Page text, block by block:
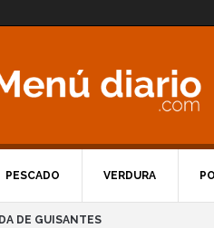
PESCADO VERDURA
DE GUISANTES